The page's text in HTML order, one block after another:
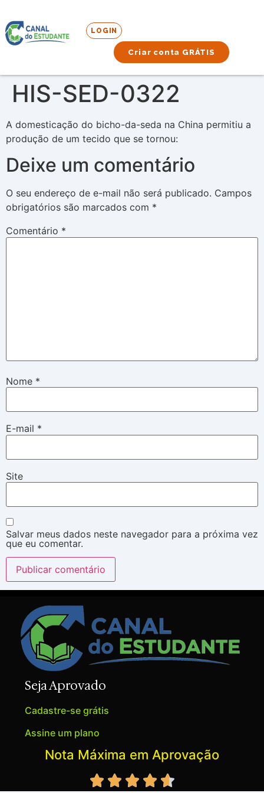
LOGIN
Criar conta GRÁTIS
HIS-SED-0322
A domesticação do bicho-da-seda na China permitiu a
produção de um tecido que se tornou:
Deixe um comentário
O seu endereço de e-mail não será publicado. Campos
obrigatórios são marcados com *
Comentário *
Nome *
E-mail *
Site
Salvar meus dados neste navegador para a próxima vez
que eu comentar.
Seja Aprovado
Cadastre-se grátis
Assine um plano
Nota Máxima em Aprovação